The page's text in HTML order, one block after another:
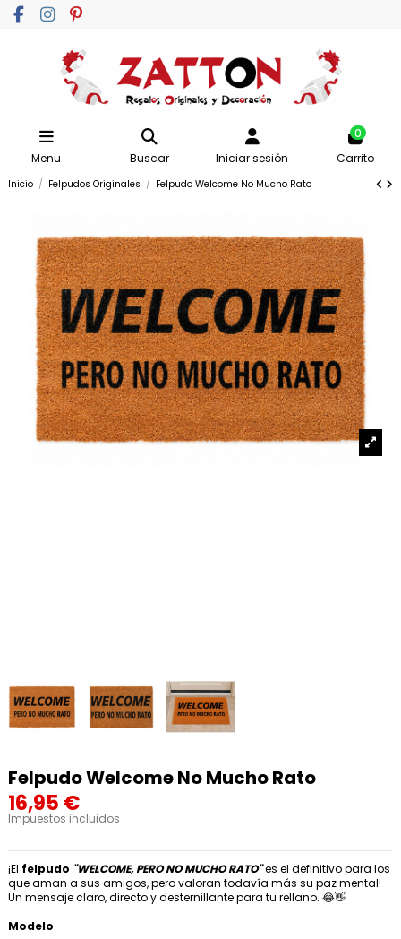
Menu Buscar Iniciar sesión
0
Carrito
Inicio Felpudos Originales Felpudo Welcome No Mucho Rato
Felpudo Welcome No Mucho Rato
16,95 €
Impuestos incluidos
¡El felpudo "WELCOME, PERO NO MUCHO RATO"es el definitivo para los
que aman a sus amigos, pero valoran todavía más su paz mental!
Un mensaje claro, directo y desternillante para tu rellano. 😂👋
Modelo